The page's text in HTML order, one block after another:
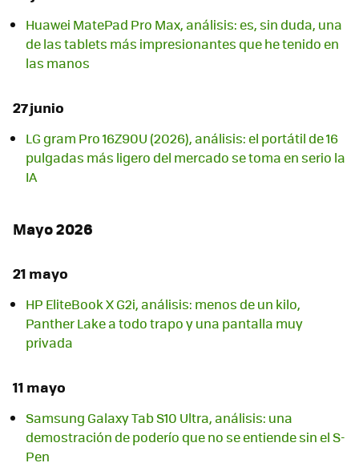
Huawei MatePad Pro Max, análisis: es, sin duda, una
de las tablets más impresionantes que he tenido en
las manos
27 junio
LG gram Pro 16Z90U (2026), análisis: el portátil de 16
pulgadas más ligero del mercado se toma en serio la
IA
Mayo 2026
21 mayo
HP EliteBook X G2i, análisis: menos de un kilo,
Panther Lake a todo trapo y una pantalla muy
privada
11 mayo
Samsung Galaxy Tab S10 Ultra, análisis: una
demostración de poderío que no se entiende sin el S-
Pen